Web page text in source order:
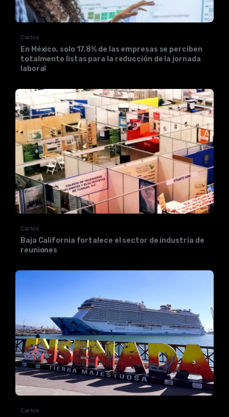
Carlos
En México, solo 17.8% de las empresas se perciben
totalmente listas para la reducción de la jornada
laboral
Carlos
Baja California fortalece el sector de industria de
reuniones
Carlos